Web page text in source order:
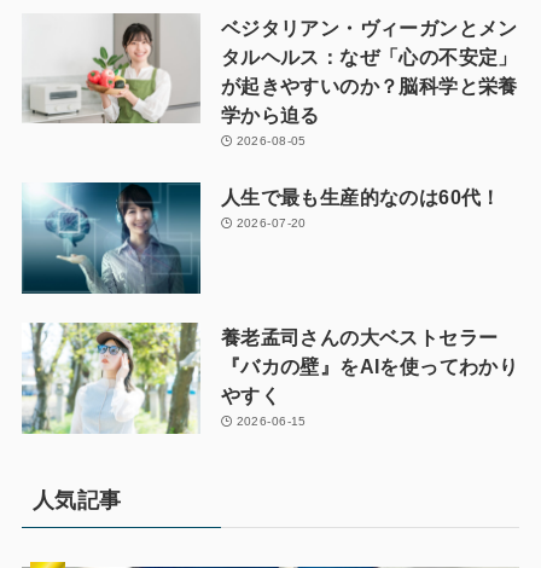
ベジタリアン・ヴィーガンとメン
タルヘルス：なぜ「心の不安定」
が起きやすいのか？脳科学と栄養
学から迫る
2026-08-05
人生で最も生産的なのは60代！
2026-07-20
養老孟司さんの大ベストセラー
『バカの壁』をAIを使ってわかり
やすく
2026-06-15
人気記事